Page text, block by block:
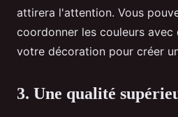
attirera l'attention. Vous
coordonner les couleurs avec
votre décoration pour créer
3. Une qualité